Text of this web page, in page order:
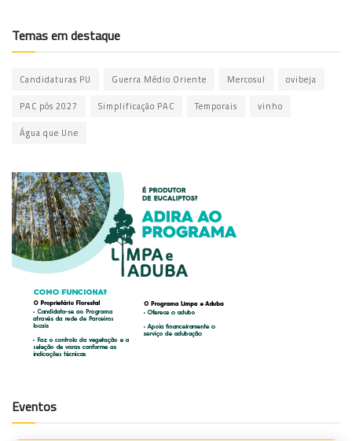
Temas em destaque
Candidaturas PU Guerra Médio Oriente Mercosul ovibeja
PAC pós 2027 Simplificação PAC Temporais vinho
Água que Une
Eventos